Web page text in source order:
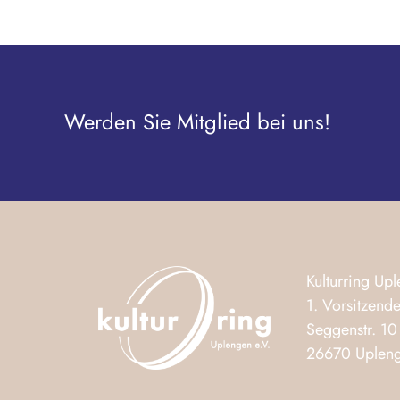
Werden Sie Mitglied bei uns!
Kulturring
1.
Seggenstr. 10
26670